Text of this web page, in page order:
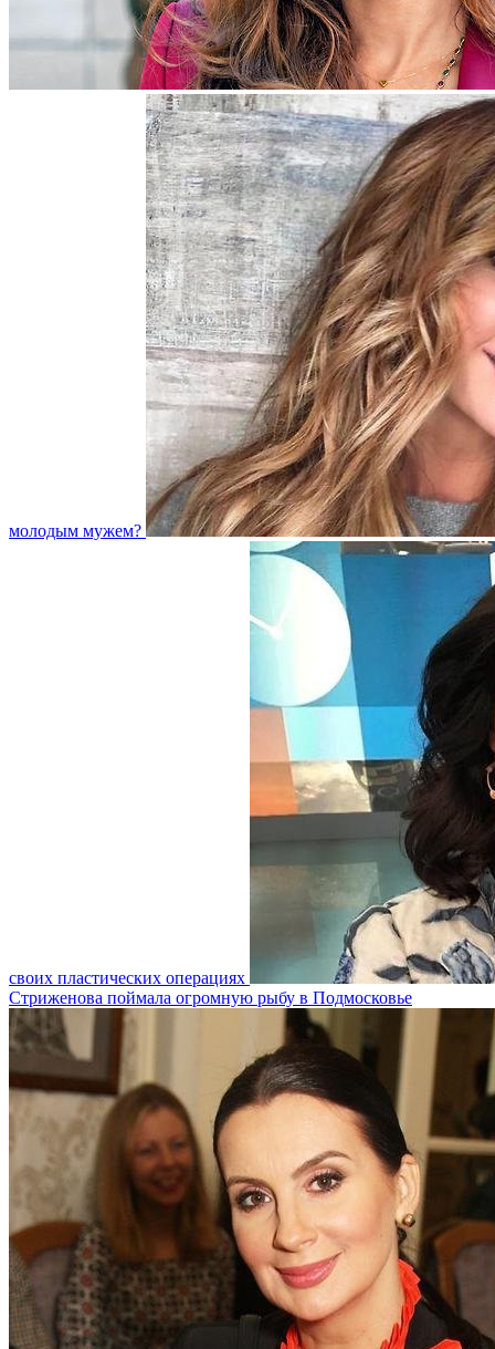
молодым мужем?
своих пластических операциях
Стриженова поймала огромную рыбу в Подмосковье